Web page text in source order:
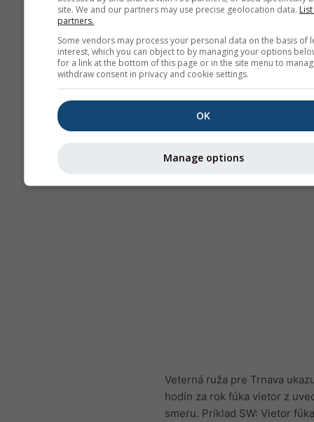
Veterná ruža pre Trnava
hodín za rok fúka vietor z
smeru. Príklad SW: Vietor
site. We and our partners may use precise geolocation data.
partners.
Some vendors may process your personal data on the basis of
interest, which you can object to by managing your options
for a link at the bottom of this page or in the site menu to
withdraw consent in privacy and cookie settings.
OK
Manage options